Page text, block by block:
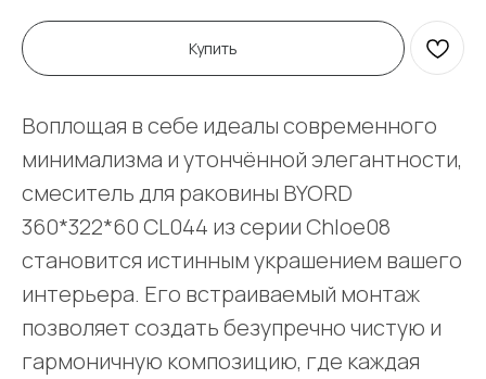
Купить
Воплощая в себе идеалы современного
минимализма и утончённой элегантности,
смеситель для раковины BYORD
360*322*60 CL044 из серии Chloe08
становится истинным украшением вашего
интерьера. Его встраиваемый монтаж
позволяет создать безупречно чистую и
гармоничную композицию, где каждая